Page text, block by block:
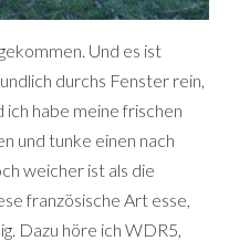
Und es ist
durchs Fenster rein,
habe meine frischen
und tunke einen nach
weicher ist als die
französische Art esse,
Dazu höre ich WDR5,